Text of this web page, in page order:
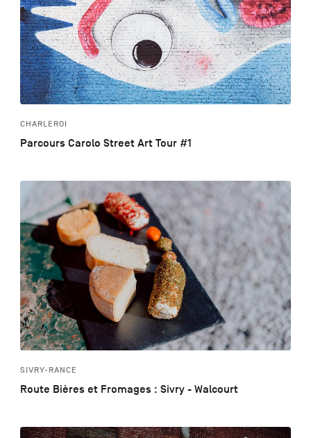
CHARLEROI
Parcours Carolo Street Art Tour #1
SIVRY-RANCE
Route Bières et Fromages : Sivry - Walcourt